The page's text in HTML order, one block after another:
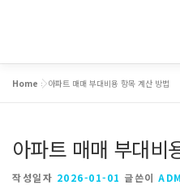
Home »아파트 매매 부대비용 항목 계산 방법
아파트 매매 부대비
작성일자 2026-01-01 글쓴이